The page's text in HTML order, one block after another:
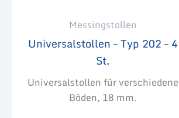
Messingstollen
Universalstollen – Typ 202 – 4
St.
Universalstollen für verschiedene
Böden, 18 mm.